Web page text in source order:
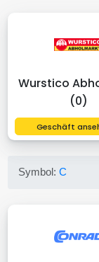
Wurstico
(0)
Geschäft
Symbol:C